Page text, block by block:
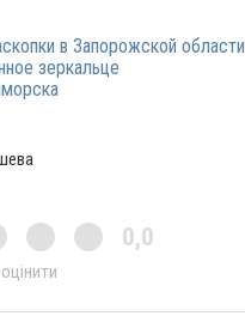
в Запорожской области
зеркальце
0,0